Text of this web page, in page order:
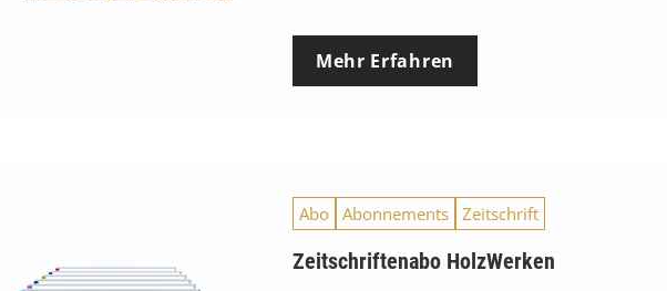
Mehr Erfahren
Abo Abonnements Zeitschrift
Zeitschriftenabo HolzWerken